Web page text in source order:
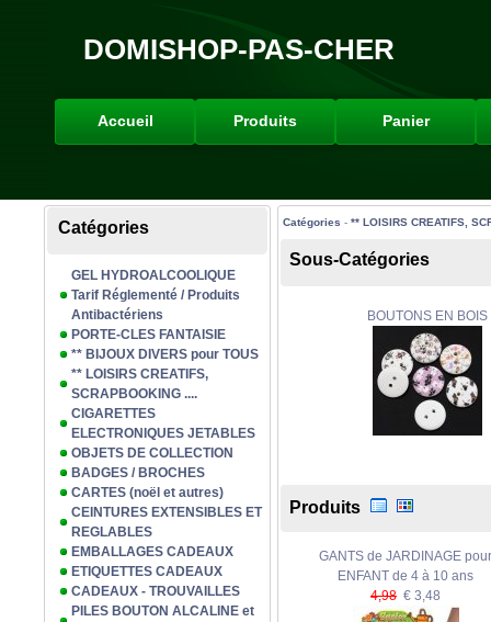
DOMISHOP-PAS-CHER
Accueil Produits Panier
Catégories
GEL HYDROALCOOLIQUE
Tarif Réglementé / Produits
Antibactériens
PORTE-CLES FANTAISIE
** BIJOUX DIVERS pour TOUS
** LOISIRS CREATIFS,
SCRAPBOOKING ....
CIGARETTES
ELECTRONIQUES JETABLES
OBJETS DE COLLECTION
BADGES / BROCHES
CARTES (noël et autres)
CEINTURES EXTENSIBLES ET
REGLABLES
EMBALLAGES CADEAUX
ETIQUETTES CADEAUX
CADEAUX - TROUVAILLES
PILES BOUTON ALCALINE et
Catégories - ** LOISIRS CREATIFS,
Sous-Catégories
BOUTONS EN BOIS
Produits
GANTS de JARDINAGE pour
ENFANT de 4 à 10 ans
4,98 € 3,48